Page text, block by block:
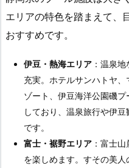
エリアの特色を踏まえて、
おすすめです。
伊豆・熱海エリア ：温泉
充実。ホテルサンハトヤ
ゾート、伊豆海洋公園磯
しており、温泉旅行や伊
です。
富士・裾野エリア ：富士
を楽しめます。すその美